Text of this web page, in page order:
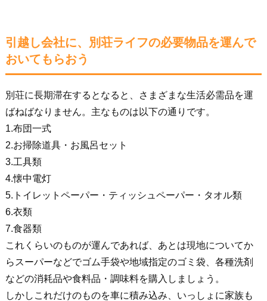
引越し会社に、別荘ライフの必要物品を運んで
おいてもらおう
別荘に長期滞在するとなると、さまざまな生活必需品を運
ばねばなりません。主なものは以下の通りです。
1.布団一式
2.お掃除道具・お風呂セット
3.工具類
4.懐中電灯
5.トイレットペーパー・ティッシュペーパー・タオル類
6.衣類
7.食器類
これくらいのものが運んであれば、あとは現地についてか
らスーパーなどでゴム手袋や地域指定のゴミ袋、各種洗剤
などの消耗品や食料品・調味料を購入しましょう。
しかしこれだけのものを車に積み込み、いっしょに家族も